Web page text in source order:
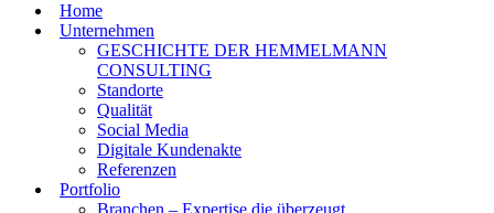
Home
Unternehmen
GESCHICHTE DER HEMMELMANN
CONSULTING
Standorte
Qualität
Social Media
Digitale Kundenakte
Referenzen
Portfolio
Branchen – Expertise die überzeugt